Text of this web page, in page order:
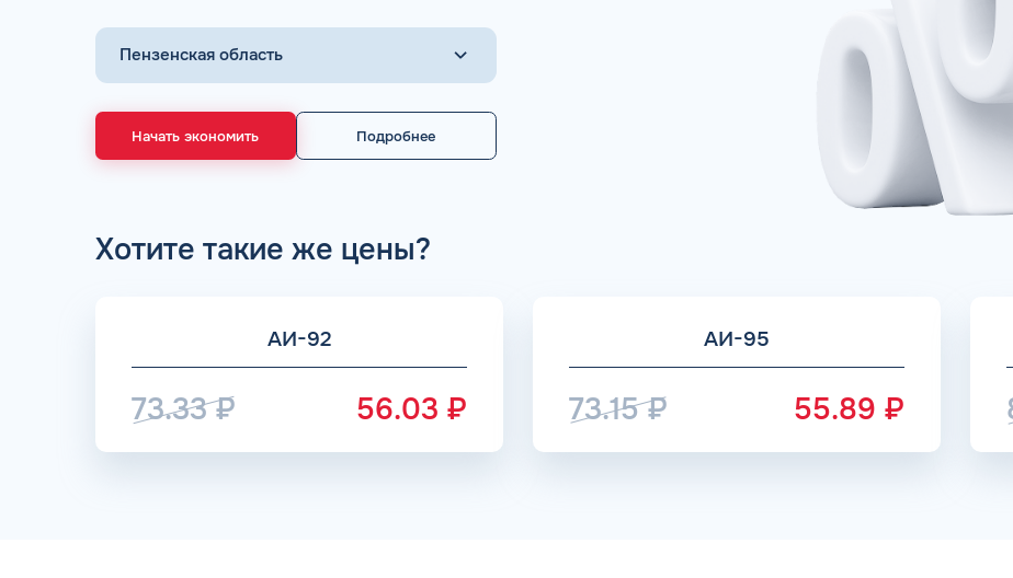
Начать экономить Подробнее
Хотите такие же цены?
АИ-92
73.33₽ 56.03 ₽
АИ-95
73.15₽ 55.89 ₽
день обращения
Комментарий
Для юр. лиц и